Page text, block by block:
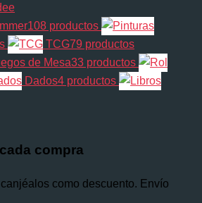
108 productos
TCG79 productos
de Mesa33 productos
Dados4 productos
compra
como descuento. Envío